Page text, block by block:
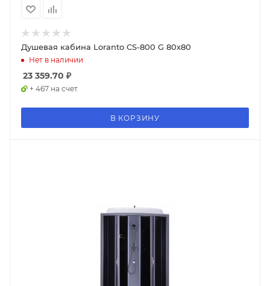
Душевая кабина Loranto CS-800 G 80x80
Нет в наличии
23 359.70 ₽
+ 467 на счет
В КОРЗИНУ